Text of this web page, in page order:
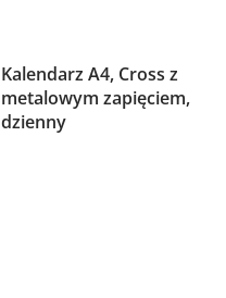
Kalendarz A4, Cross z
metalowym zapięciem,
dzienny